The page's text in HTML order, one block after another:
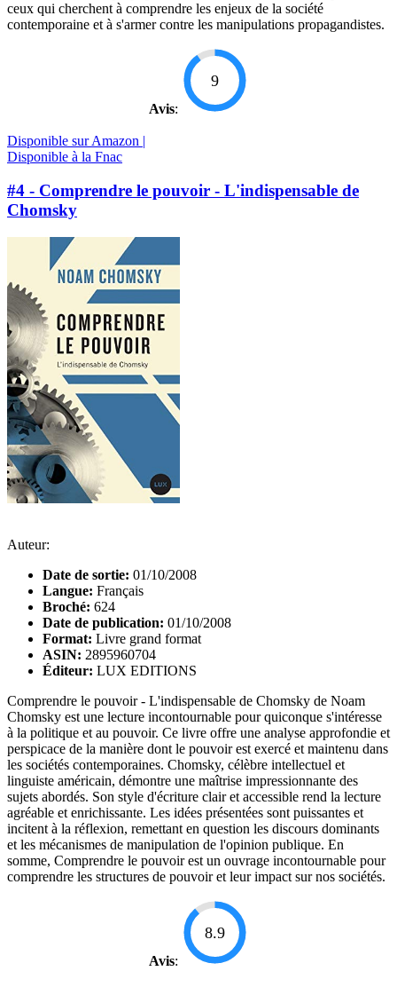
ceux qui cherchent à comprendre les enjeux de la société
contemporaine et à s'armer contre les manipulations propagandistes.
Avis:
9
Disponible sur Amazon |
Disponible à la Fnac
#4 - Comprendre le pouvoir - L'indispensable de
Chomsky
Auteur:
Date de sortie: 01/10/2008
Langue: Français
Broché: 624
Date de publication: 01/10/2008
Format: Livre grand format
ASIN: 2895960704
Éditeur: LUX EDITIONS
Comprendre le pouvoir - L'indispensable de Chomsky de Noam
Chomsky est une lecture incontournable pour quiconque s'intéresse
à la politique et au pouvoir. Ce livre offre une analyse approfondie et
perspicace de la manière dont le pouvoir est exercé et maintenu dans
les sociétés contemporaines. Chomsky, célèbre intellectuel et
linguiste américain, démontre une maîtrise impressionnante des
sujets abordés. Son style d'écriture clair et accessible rend la lecture
agréable et enrichissante. Les idées présentées sont puissantes et
incitent à la réflexion, remettant en question les discours dominants
et les mécanismes de manipulation de l'opinion publique. En
somme, Comprendre le pouvoir est un ouvrage incontournable pour
comprendre les structures de pouvoir et leur impact sur nos sociétés.
Avis:
8.9